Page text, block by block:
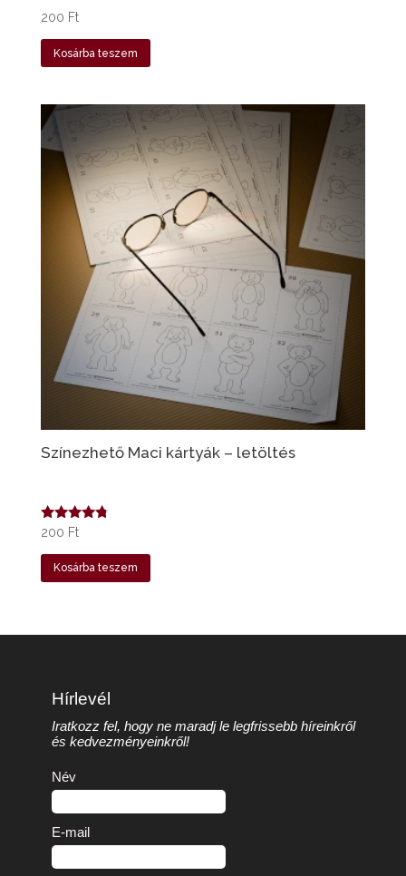
200 Ft
Kosárba teszem
Színezhető Maci kártyák – letöltés
Értékelés:
/ 5
200 Ft
Kosárba teszem
Hírlevél
Iratkozz fel, hogy ne maradj le legfrissebb híreinkről
és kedvezményeinkről!
Név
E-mail